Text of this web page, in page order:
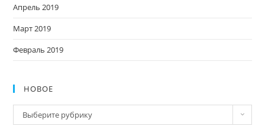
Апрель 2019
Март 2019
Февраль 2019
НОВОЕ
Новое
Выберите рубрику